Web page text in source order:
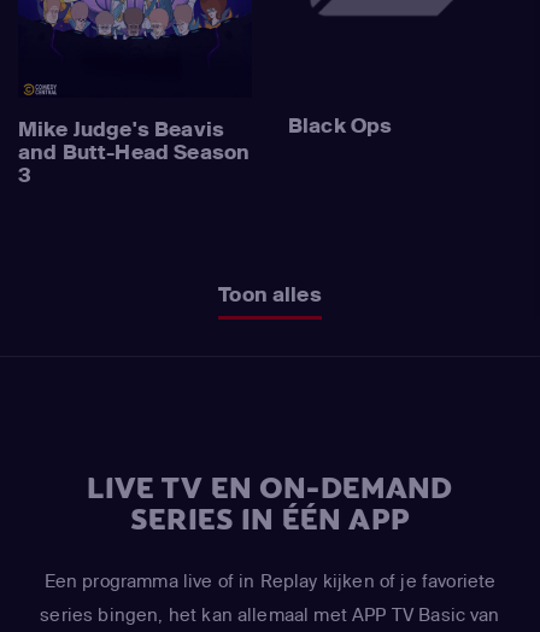
Mike Judge's Beavis
and Butt-Head Season
3
Black Ops
Toon alles
LIVE TV EN ON-DEMAND
SERIES IN ÉÉN APP
Een programma live of in Replay kijken of je favoriete
series bingen, het kan allemaal met APP TV Basic van